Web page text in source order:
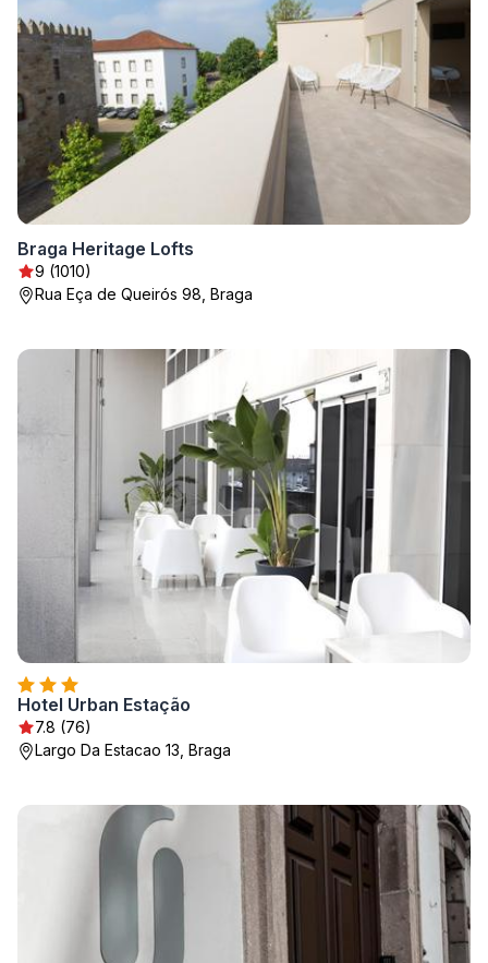
Braga Heritage Lofts
9 (1010)
Rua Eça de Queirós 98, Braga
Hotel Urban Estação
7.8 (76)
Largo Da Estacao 13, Braga